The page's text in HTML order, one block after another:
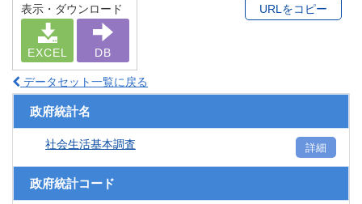
表示・ダウンロード
EXCEL DB
URLをコピー
データセット一覧に戻る
政府統計名
社会生活基本調査 詳細
政府統計コード